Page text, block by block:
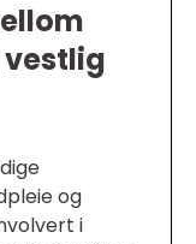
vestlig
og
i